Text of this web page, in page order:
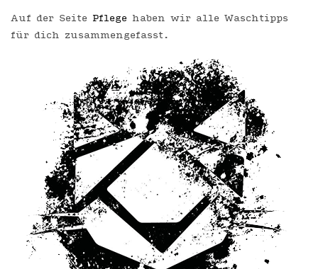
Auf der Seite Pflege haben wir alle Waschtipps
für dich zusammengefasst.